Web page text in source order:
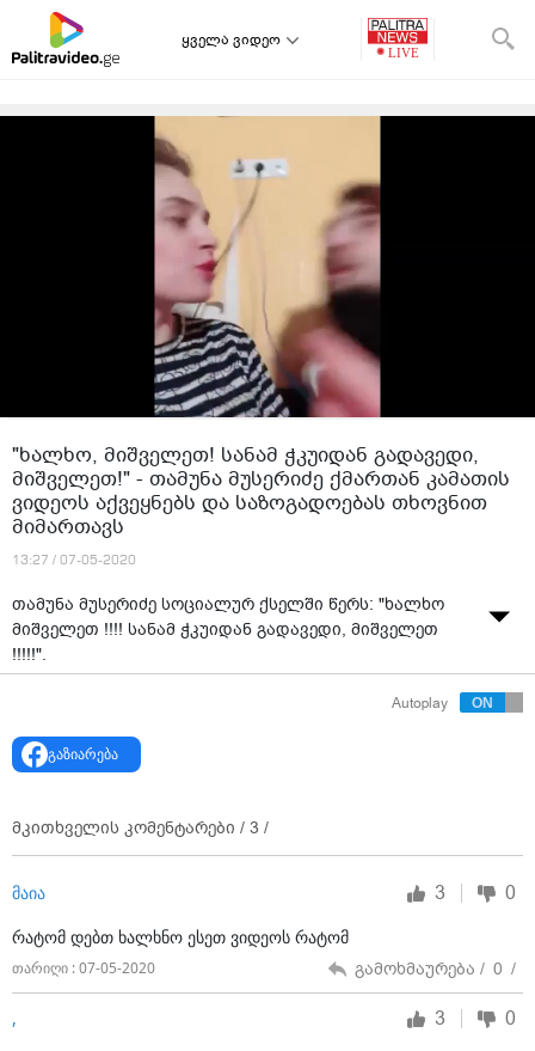
ყველა ვიდეო
"ხალხო, მიშველეთ! სანამ ჭკუიდან გადავედი,
მიშველეთ!" - თამუნა მუსერიძე ქმართან კამათის
ვიდეოს აქვეყნებს და საზოგადოებას თხოვნით
მიმართავს
13:27 / 07-05-2020
თამუნა მუსერიძე სოციალურ ქსელში წერს: "ხალხო
მიშველეთ !!!! სანამ ჭკუიდან გადავედი, მიშველეთ
!!!!!".
Autoplay
გაზიარება
მკითხველის კომენტარები / 3 /
მაია 3 0
რატომ დებთ ხალხნო ესეთ ვიდეოს რატომ
თარიღი : 07-05-2020 გამოხმაურება / 0 /
, 3 0